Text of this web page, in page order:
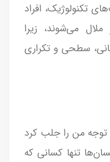
تکنولوژیک، افراد
می‌شوند، زیرا
سطحی و تکراری
توجه من را جلب کرد
تنها کسانی که